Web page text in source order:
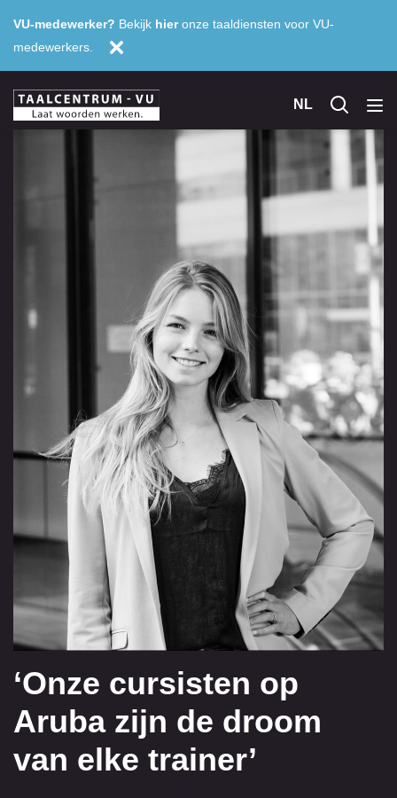
VU-medewerker? Bekijk hieronze taaldiensten voor VU-
medewerkers.
NL
‘Onze cursisten op
Aruba zijn de droom
van elke trainer’